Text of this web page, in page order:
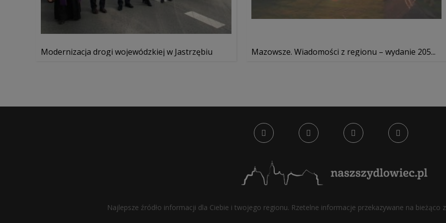
Modernizacja drogi wojewódzkiej w Jastrzębiu Mazowsze. Wiadomości z regionu – wydanie 205...
Najlepsze źródło informacji dla Ciebie i twojego regionu. Rzetelne informacje przekazywane na bieżąco